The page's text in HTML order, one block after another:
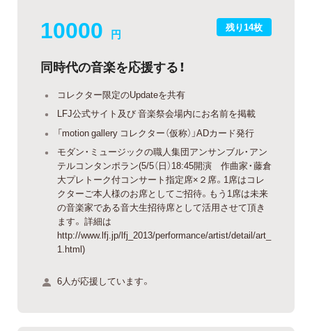
残り14枚
10000 円
同時代の音楽を応援する！
コレクター限定のUpdateを共有
LFJ公式サイト及び 音楽祭会場内にお名前を掲載
「motion gallery コレクター（仮称）」ADカード発行
モダン・ミュージックの職人集団アンサンブル・アン
テルコンタンポラン(5/5（日）18:45開演 作曲家・藤倉
大プレトーク付コンサート指定席×２席。1席はコレ
クターご本人様のお席としてご招待。もう1席は未来
の音楽家である音大生招待席として活用させて頂き
ます。 詳細は
http://www.lfj.jp/lfj_2013/performance/artist/detail/art_
1.html)
6人が応援しています。